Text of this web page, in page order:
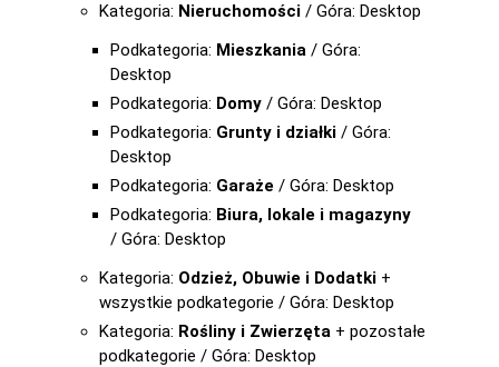
Kategoria: Nieruchomości / Góra: Desktop
Podkategoria: Mieszkania / Góra:
Desktop
Podkategoria: Domy / Góra: Desktop
Podkategoria: Grunty i działki / Góra:
Desktop
Podkategoria: Garaże / Góra: Desktop
Podkategoria: Biura, lokale i magazyny
/ Góra: Desktop
Kategoria: Odzież, Obuwie i Dodatki +
wszystkie podkategorie / Góra: Desktop
Kategoria: Rośliny i Zwierzęta + pozostałe
podkategorie / Góra: Desktop